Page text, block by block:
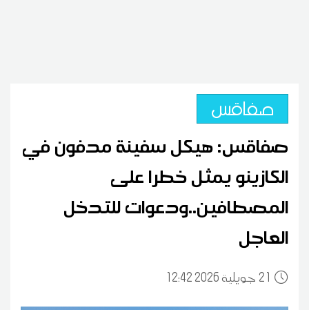
صفاقس
صفاقس: هيكل سفينة مدفون في
الكازينو يمثل خطرا على
المصطافين..ودعوات للتدخل
العاجل
21 12:42 2026 جويلية